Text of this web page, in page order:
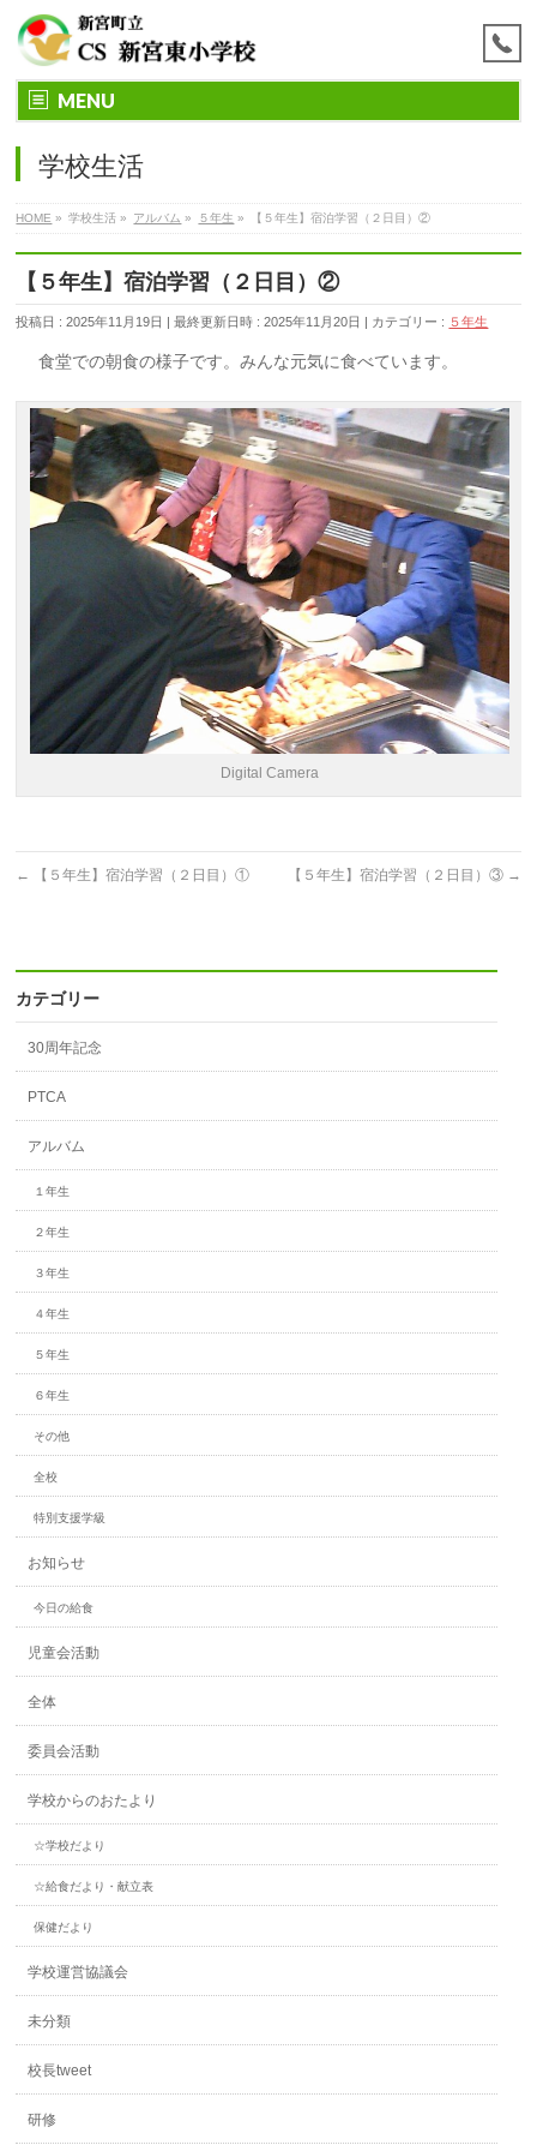
MENU
学校生活
HOME » 学校生活 » アルバム » ５年生 » 【５年生】宿泊学習（２日目）②
【５年生】宿泊学習（２日目）②
投稿日 : 2025年11月19日 最終更新日時 : 2025年11月20日 カテゴリー : ５年生
食堂での朝食の様子です。みんな元気に食べています。
Digital Camera
← 【５年生】宿泊学習（２日目）① 【５年生】宿泊学習（２日目）③ →
カテゴリー
30周年記念
PTCA
アルバム
１年生
２年生
３年生
４年生
５年生
６年生
その他
全校
特別支援学級
お知らせ
今日の給食
児童会活動
全体
委員会活動
学校からのおたより
☆学校だより
☆給食だより・献立表
保健だより
学校運営協議会
未分類
校長tweet
研修